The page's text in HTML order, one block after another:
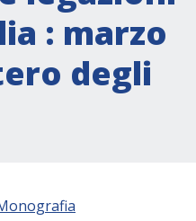
: marzo
degli